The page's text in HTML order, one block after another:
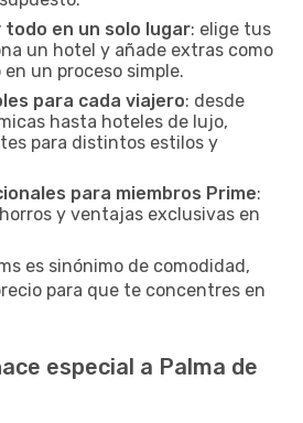
todo en un solo lugar: elige tus
un hotel y añade extras como
un proceso simple.
para cada viajero: desde
hasta hoteles de lujo,
para distintos estilos y
para miembros Prime:
y ventajas exclusivas en
es sinónimo de comodidad,
para que te concentres en
especial a Palma de